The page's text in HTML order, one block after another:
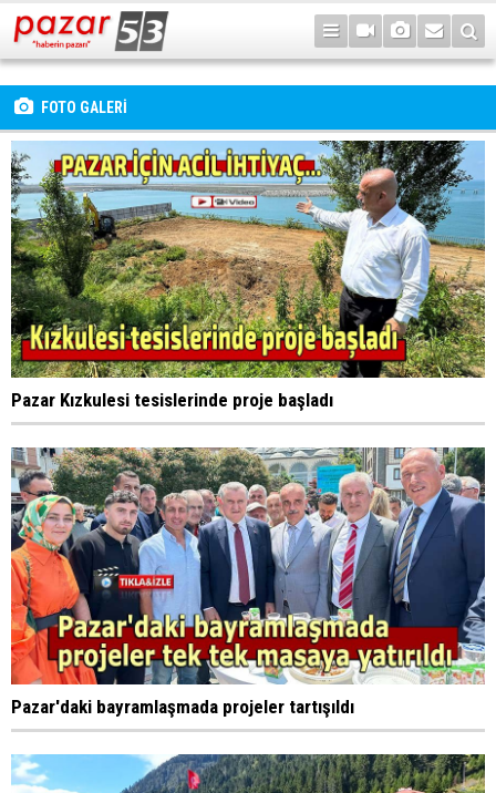
FOTO GALERİ
Pazar Kızkulesi tesislerinde proje başladı
Pazar'daki bayramlaşmada projeler tartışıldı